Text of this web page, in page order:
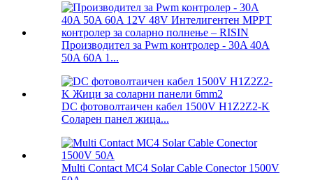
Производител за Pwm контролер - 30A 40A
50A 60A 1...
DC фотоволтаичен кабел 1500V H1Z2Z2-K
Соларен панел жица...
Multi Contact MC4 Solar Cable Conector 1500V